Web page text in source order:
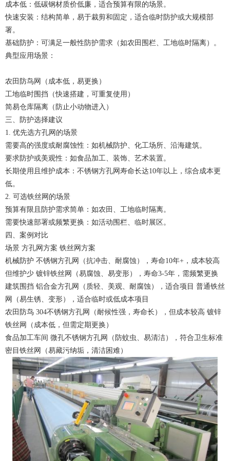
成本低：低碳钢材质价低廉，适合预算有限的场景。
快速安装：结构简单，易于裁剪和固定，适合临时防护或大规模部
署。
基础防护：可满足一般性防护需求（如农田围栏、工地临时隔离）。
典型应用场景：
农田防鸟网（成本低，易更换）
工地临时围挡（快速搭建，可重复使用）
简易仓库隔离（防止小动物进入）
三、防护选择建议
1. 优先选方孔网的场景
需要高的强度或耐腐蚀性：如机械防护、化工场所、沿海建筑。
要求防护或美观性：如食品加工、装饰、艺术装置。
长期使用且维护成本：不锈钢方孔网寿命长达10年以上，综合成本更
低。
2. 可选铁丝网的场景
预算有限且防护需求简单：如农田、工地临时隔离。
需要快速部署或频繁更换：如活动围栏、临时展区。
四、案例对比
场景 方孔网方案 铁丝网方案
机械防护 不锈钢方孔网（抗冲击、耐腐蚀），寿命10年+，成本较高
但维护少 镀锌铁丝网（易腐蚀、易变形），寿命3-5年，需频繁更换
建筑围挡 铝合金方孔网（质轻、美观、耐腐蚀），适合项目 普通铁丝
网（易生锈、变形），适合临时或低成本项目
农田防鸟 304不锈钢方孔网（耐候性强，寿命长），但成本较高 镀锌
铁丝网（成本低，但需定期更换）
食品加工车间 微孔不锈钢方孔网（防蚊虫、易清洁），符合卫生标准
密目铁丝网（易藏污纳垢，清洁困难）